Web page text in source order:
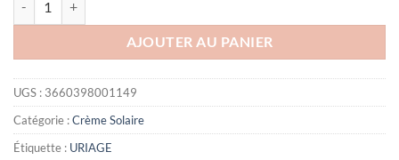
AJOUTER AU PANIER
UGS : 3660398001149
Catégorie :Crème Solaire
Étiquette : URIAGE